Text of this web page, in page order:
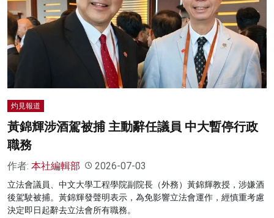
影片
名家榜
灼見報道
黃錦輝涉酒駕被捕 主動辭任議員 中大暫停行政
職務
作者: 本社編輯部 2026-07-03
立法會議員、中文大學工程學院副院長（外務）黃錦輝教授，涉嫌酒
後駕駛被捕。黃錦輝發聲明表示，為免影響立法會運作，經慎重考慮
決定即日起辭去立法會所有職務。